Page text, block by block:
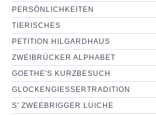
PERSÖNLICHKEITEN
TIERISCHES
PETITION HILGARDHAUS
ZWEIBRÜCKER ALPHABET
GOETHE'S KURZBESUCH
GLOCKENGIESSERTRADITION
S' ZWEEBRIGGER LUICHE